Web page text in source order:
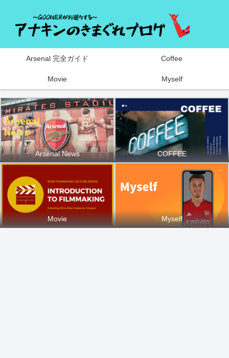
Arsenal 完全ガイド Coffee
Movie Myself
Arsenal News COFFEE
Movie Myself